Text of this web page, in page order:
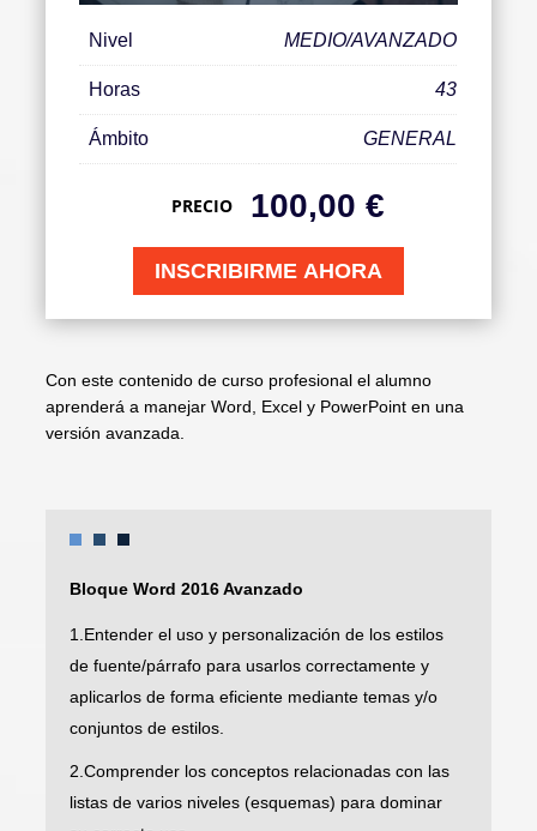
Con este contenido de curso profesional el alumno
aprenderá a manejar Word, Excel y PowerPoint en una
versión avanzada.
Bloque Word 2016 Avanzado
1.Entender el uso y personalización de los estilos
de fuente/párrafo para usarlos correctamente y
aplicarlos de forma eficiente mediante temas y/o
conjuntos de estilos.
2.Comprender los conceptos relacionadas con las
listas de varios niveles (esquemas) para dominar
Nivel MEDIO/AVANZADO
Horas 43
Ámbito GENERAL
PRECIO 100,00 €
INSCRIBIRME AHORA